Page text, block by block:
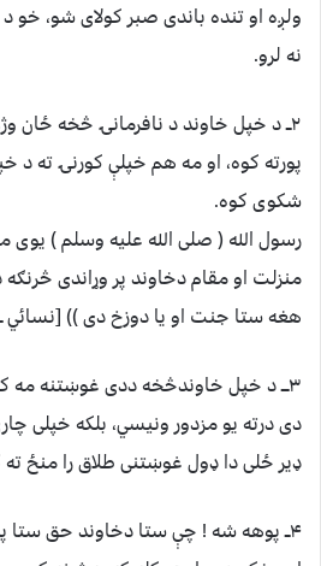
ولږه او تنده باندی صبر کولای شو،
نه لرو.
۲ــ د خپل خاوند د نافرمانۍ څخه ځان
پورته کوه، او مه هم خپلې کورنۍ ته د
شکوی کوه.
رسول الله ( صلی الله علیه وسلم ) یوی
منزلت او مقام دخاوند پر وړاندی
هغه ستا جنت او یا دوزخ دی )) [نسائي
۳ـــ د خپل خاوندڅخه ددی غوښتنه مه
دی درته یو مزدور ونیسي، بلکه خپلی
ډیر ځلی دا ډول غوښتنی طلاق را منځ
۴ــ پوهه شه ! چې ستا دخاوند حق ستا